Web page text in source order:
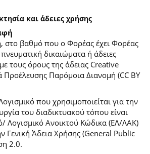
και άδειες χρήσης
στο βαθμό που ο Φορέας έχει Φορέας
δικαιώματα ή άδειες
τους όρους της άδειας Creative
Παρόμοια Διανομή (CC BY
που χρησιμοποιείται για την
του διαδικτυακού τόπου είναι
Λογισμικό Ανοικτού Κώδικα (ΕΛ/ΛΑΚ)
Γενική Άδεια Χρήσης (General Public
2.0.